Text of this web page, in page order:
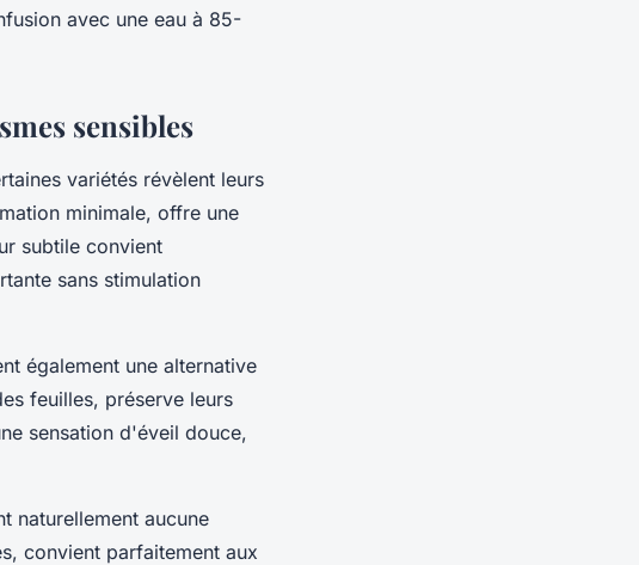
avec une eau à 85-
sensibles
variétés révèlent leurs
minimale, offre une
subtile convient
sans stimulation
également une alternative
feuilles, préserve leurs
sensation d'éveil douce,
naturellement aucune
convient parfaitement aux